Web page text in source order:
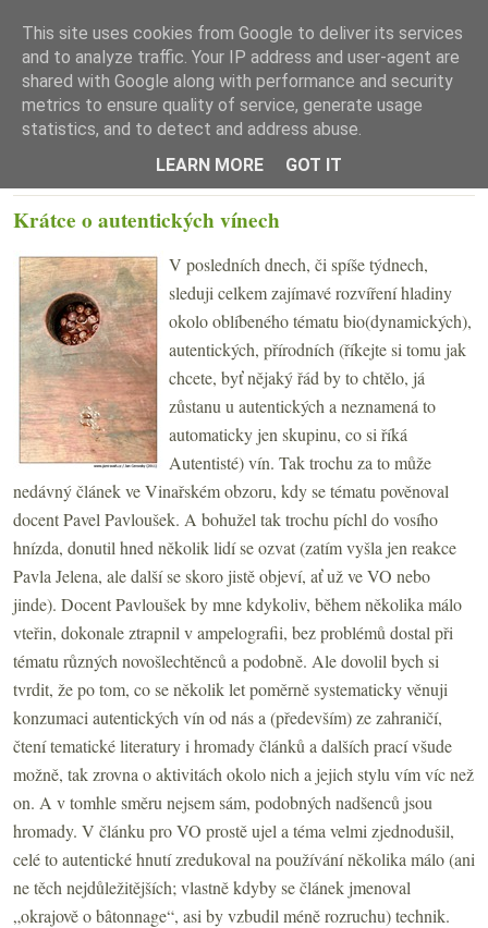
☰ Menu
Krátce o autentických vínech
V posledních dnech, či spíše týdnech,
sleduji celkem zajímavé rozvíření hladiny
okolo oblíbeného tématu bio(dynamických),
autentických, přírodních (říkejte si tomu jak
chcete, byť nějaký řád by to chtělo, já
zůstanu u autentických a neznamená to
automaticky jen skupinu, co si říká
Autentisté) vín. Tak trochu za to může
nedávný článek ve Vinařském obzoru, kdy se tématu pověnoval
docent Pavel Pavloušek. A bohužel tak trochu píchl do vosího
hnízda, donutil hned několik lidí se ozvat (zatím vyšla jen reakce
Pavla Jelena, ale další se skoro jistě objeví, ať už ve VO nebo
jinde). Docent Pavloušek by mne kdykoliv, během několika málo
vteřin, dokonale ztrapnil v ampelografii, bez problémů dostal při
tématu různých novošlechtěnců a podobně. Ale dovolil bych si
tvrdit, že po tom, co se několik let poměrně systematicky věnuji
konzumaci autentických vín od nás a (především) ze zahraničí,
čtení tematické literatury i hromady článků a dalších prací všude
možně, tak zrovna o aktivitách okolo nich a jejich stylu vím víc než
on. A v tomhle směru nejsem sám, podobných nadšenců jsou
hromady. V článku pro VO prostě ujel a téma velmi zjednodušil,
celé to autentické hnutí zredukoval na používání několika málo (ani
ne těch nejdůležitějších; vlastně kdyby se článek jmenoval
„okrajově o bâtonnage“, asi by vzbudil méně rozruchu) technik.
This site uses cookies from Google to deliver its services
and to analyze traffic. Your IP address and user-agent are
shared with Google along with performance and security
metrics to ensure quality of service, generate usage
statistics, and to detect and address abuse.
LEARN MORE
GOT IT